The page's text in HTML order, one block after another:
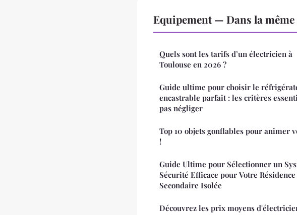
Equipement — Dans la
Quels sont les tarifs d’un électricien à
Toulouse en 2026 ?
Guide ultime pour choisir le
encastrable parfait : les critères
pas négliger
Top 10 objets gonflables pour animer
!
Guide Ultime pour Sélectionner un
Sécurité Efficace pour Votre Résidence
Secondaire Isolée
Découvrez les prix moyens